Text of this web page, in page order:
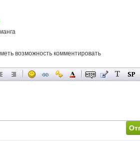
возможность комментировать